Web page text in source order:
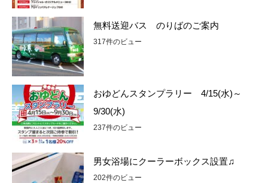
無料送迎バス のりばのご案内
317件のビュー
おゆどんスタンプラリー 4/15(水)～
9/30(水)
237件のビュー
男女浴場にクーラーボックス設置♫
202件のビュー